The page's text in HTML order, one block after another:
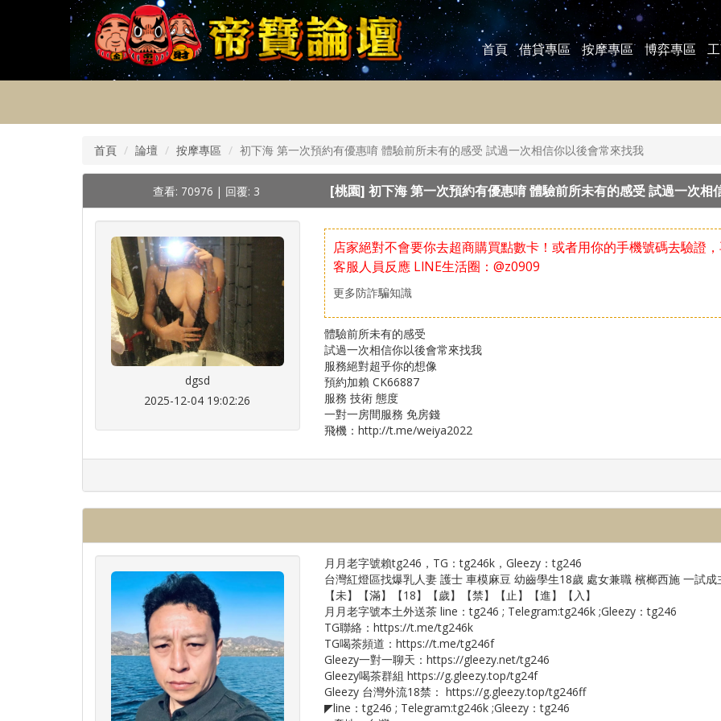
首頁 借貸專區 按摩專區 博弈專區
首頁 論壇 按摩專區 初下海 第一次預約有優惠唷 體驗前所未有的感受 試過一次相信你以後會常來找我
查看: 70976 | 回覆: 3 [桃園] 初下海 第一次預約有優惠唷 體驗前所未有的感受 試過一次相
dgsd
2025-12-04 19:02:26
店家絕對不會要你去超商購買點數卡！或者用你的手機號碼去驗證
客服人員反應 LlNE生活圈：@z0909
更多防詐騙知識
體驗前所未有的感受
試過一次相信你以後會常來找我
服務絕對超乎你的想像
預約加賴 CK66887
服務 技術 態度
一對一房間服務 免房錢
飛機：http://t.me/weiya2022
月月老字號賴tg246，TG：tg246k，Gleezy：tg246
台灣紅燈區找爆乳人妻 護士 車模麻豆 幼齒學生18歲 處女兼職 檳榔西施 一試成
【未】【滿】【18】【歲】【禁】【止】【進】【入】
月月老字號本土外送茶 line：tg246 ; Telegram:tg246k ;Gleezy：tg246
TG聯絡：https://t.me/tg246k
TG喝茶頻道：https://t.me/tg246f
Gleezy一對一聊天：https://gleezy.net/tg246
Gleezy喝茶群組 https://g.gleezy.top/tg24f
Gleezy 台灣外流18禁： https://g.gleezy.top/tg246ff
◤line：tg246 ; Telegram:tg246k ;Gleezy：tg246